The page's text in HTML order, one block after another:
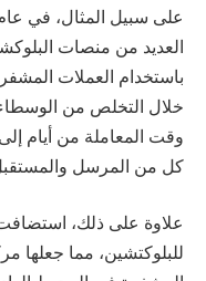
العديد من منصات
باستخدام العملات
خلال التخلص من
وقت المعاملة من أيام
كل من المرسل
علاوة على ذلك،
للبلوكتشين، مما جعلها